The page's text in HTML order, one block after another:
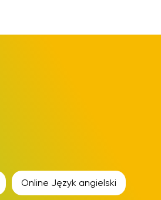
Online Język angielski